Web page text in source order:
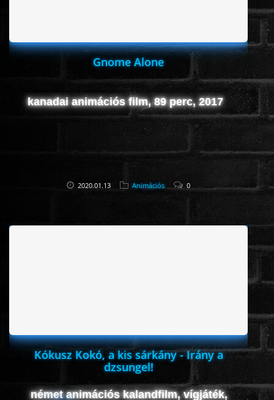
Gnome Alone
kanadai animációs film, 89 perc, 2017
2020.01.13 Animációs 0
Kókusz Kokó, a kis sárkány - Irány a
dzsungel!
német animációs kalandfilm, vígjáték,